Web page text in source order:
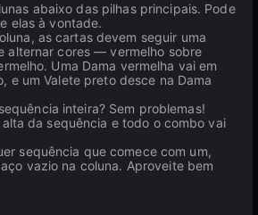
abaixo das pilhas principais. Pode
elas à vontade.
as cartas devem seguir uma
alternar cores — vermelho sobre
Uma Dama vermelha vai em
e um Valete preto desce na Dama
inteira? Sem problemas!
da sequência e todo o combo vai
sequência que comece com um,
vazio na coluna. Aproveite bem